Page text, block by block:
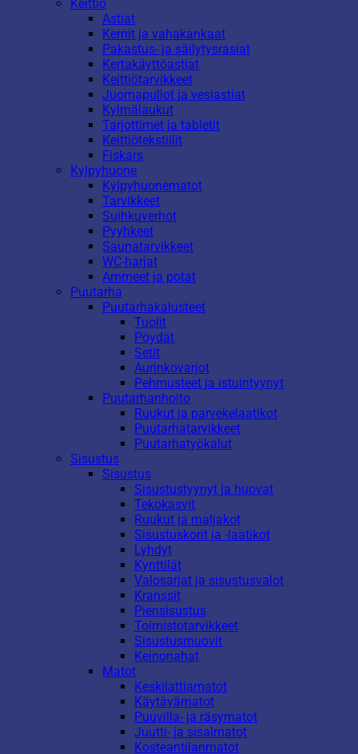
Keittiö
Astiat
Kernit ja vahakankaat
Pakastus- ja säilytysrasiat
Kertakäyttöastiat
Keittiötarvikkeet
Juomapullot ja vesiastiat
Kylmälaukut
Tarjottimet ja tabletit
Keittiötekstiilit
Fiskars
Kylpyhuone
Kylpyhuonematot
Tarvikkeet
Suihkuverhot
Pyyhkeet
Saunatarvikkeet
WC-harjat
Ammeet ja potat
Puutarha
Puutarhakalusteet
Tuolit
Pöydät
Setit
Aurinkovarjot
Pehmusteet ja istuintyynyt
Puutarhanhoito
Ruukut ja parvekelaatikot
Puutarhatarvikkeet
Puutarhatyökalut
Sisustus
Sisustus
Sisustustyynyt ja huovat
Tekokasvit
Ruukut ja maljakot
Sisustuskorit ja -laatikot
Lyhdyt
Kynttilät
Valosarjat ja sisustusvalot
Kranssit
Piensisustus
Toimistotarvikkeet
Sisustusmuovit
Keinonahat
Matot
Keskilattiamatot
Käytävämatot
Puuvilla- ja räsymatot
Juutti- ja sisalmatot
Kosteantilanmatot